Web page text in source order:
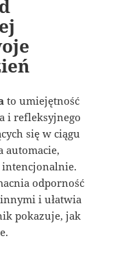
to umiejętność
i refleksyjnego
się w ciągu
automacie,
intencjonalnie.
odporność
i ułatwia
pokazuje, jak